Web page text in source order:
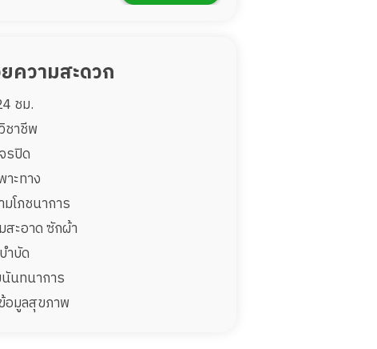
ความสะดวก
ชม.
ชาชีพ
รปิด
ะทาง
โภชนาการ
สะอาด ซักผ้า
ำบัด
นทนาการ
อมูลสุขภาพ